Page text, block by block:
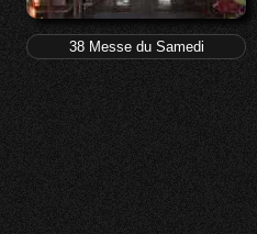
38 Messe du Samedi